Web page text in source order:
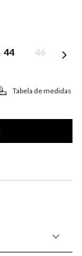
44 46
Tabela de medidas